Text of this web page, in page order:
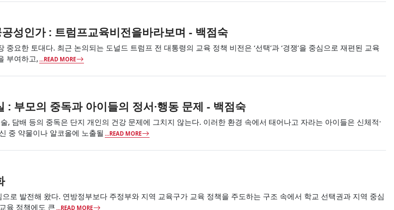
성인가 : 트럼프교육비전을바라보며 - 백점숙
요한 토대다. 최근 논의되는 도널드 트럼프 전 대통령의 교육 정책 비전은 ‘선택’과 ‘경쟁’을 중심으로 재편된 교육
부여하고, ...READ MORE
: 부모의 중독과 아이들의 정서·행동 문제 - 백점숙
, 담배 등의 중독은 단지 개인의 건강 문제에 그치지 않는다. 이러한 환경 속에서 태어나고 자라는 아이들은 신체적·
중 약물이나 알코올에 노출될 ...READ MORE
로 발전해 왔다. 연방정부보다 주정부와 지역 교육구가 교육 정책을 주도하는 구조 속에서 학교 선택권과 지역 중심
육 정책에도 큰 ...READ MORE